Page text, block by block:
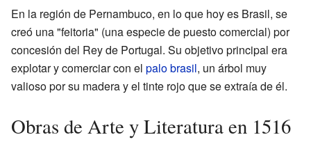
En la región de Pernambuco, en lo que hoy es Brasil, se
creó una "feitoria" (una especie de puesto comercial) por
concesión del Rey de Portugal. Su objetivo principal era
explotar y comerciar con el palo brasil, un árbol muy
valioso por su madera y el tinte rojo que se extraía de él.
Obras de Arte y Literatura en 1516